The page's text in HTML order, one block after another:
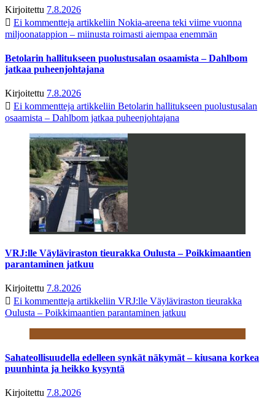
Kirjoitettu 7.8.2026
Ei kommentteja artikkeliin Nokia-areena teki viime vuonna
miljoonatappion – miinusta roimasti aiempaa enemmän
Betolarin hallitukseen puolustusalan osaamista – Dahlbom
jatkaa puheenjohtajana
Kirjoitettu 7.8.2026
Ei kommentteja artikkeliin Betolarin hallitukseen puolustusalan
osaamista – Dahlbom jatkaa puheenjohtajana
VRJ:lle Väyläviraston tieurakka Oulusta – Poikkimaantien
parantaminen jatkuu
Kirjoitettu 7.8.2026
Ei kommentteja artikkeliin VRJ:lle Väyläviraston tieurakka
Oulusta – Poikkimaantien parantaminen jatkuu
Sahateollisuudella edelleen synkät näkymät – kiusana korkea
puunhinta ja heikko kysyntä
Kirjoitettu 7.8.2026